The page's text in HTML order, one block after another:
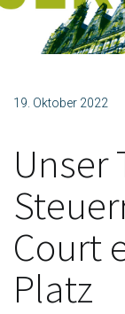
19. Oktober 2022
Unser
Court
Platz